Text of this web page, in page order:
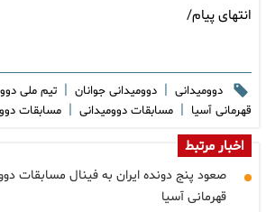
انتهای پیام/
دوومیدانی | دوومیدانی جوانان | تیم ملی
قهرمانی آسیا | مسابقات دوومیدانی | مسابقات
اخبار مرتبط
صعود پنج دونده ایران به فینال مسابقات
قهرمانی آسیا